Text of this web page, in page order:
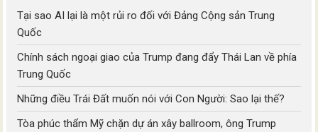
Tại sao AI lại là một rủi ro đối với Đảng Cộng sản Trung
Quốc
Chính sách ngoại giao của Trump đang đẩy Thái Lan về phía
Trung Quốc
Những điều Trái Đất muốn nói với Con Người: Sao lại thế?
Tòa phúc thẩm Mỹ chặn dự án xây ballroom, ông Trump